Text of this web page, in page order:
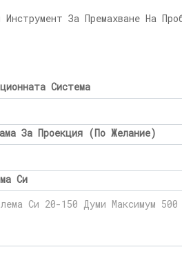
За Премахване На
Система
За Проекция (По Желание)
Си